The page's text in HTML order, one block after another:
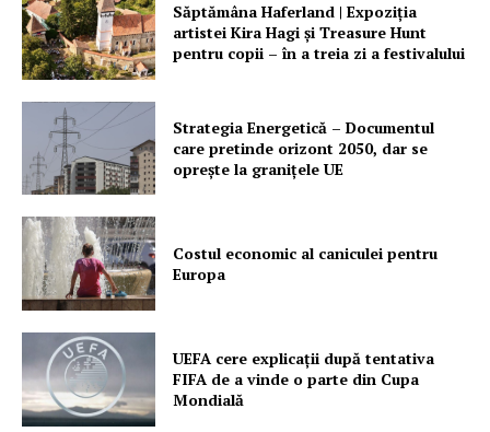
Săptămâna Haferland | Expoziţia
artistei Kira Hagi şi Treasure Hunt
pentru copii – în a treia zi a festivalului
Strategia Energetică – Documentul
care pretinde orizont 2050, dar se
oprește la granițele UE
Costul economic al caniculei pentru
Europa
UEFA cere explicații după tentativa
FIFA de a vinde o parte din Cupa
Mondială